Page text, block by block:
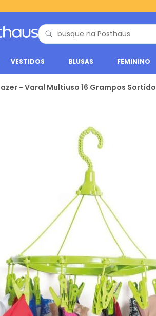
VESTIDOS BLUSAS FEMININO
- Varal Multiuso 16 Grampos Sortido